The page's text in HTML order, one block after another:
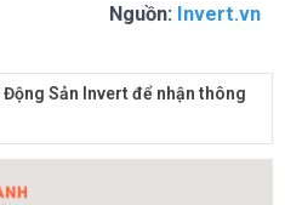
Nguồn: Invert.vn
Sản Invert để nhận thông